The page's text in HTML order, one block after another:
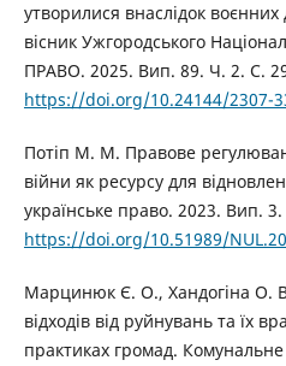
утворилися внаслідок воєнних
вісник Ужгородського
ПРАВО. 2025. Вип. 89. Ч. 2. С.
https://doi.org/10.24144/2307-
Потіп М. М. Правове
війни як ресурсу для
українське право. 2023. Вип.
https://doi.org/10.51989/
Марцинюк Є. О., Хандогіна О.
відходів від руйнувань та їх
практиках громад.